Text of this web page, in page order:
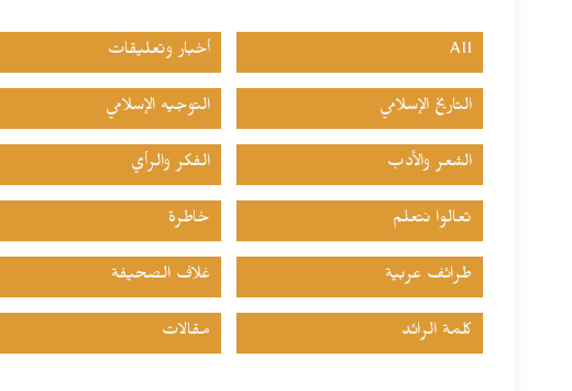
All أخبار وتعليقات
التاريخ الإسلامي التوجيه الإسلامي
الشعر والأدب الفكر والرأي
تعالوا نتعلم خاطرة
طرائف عربية غلاف الصحيفة
كلمة الرائد مقالات